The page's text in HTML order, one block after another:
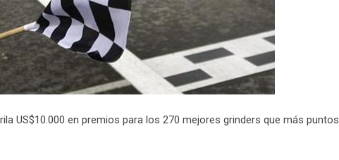
US$10.000 en premios para los 270 mejores grinders que más puntos